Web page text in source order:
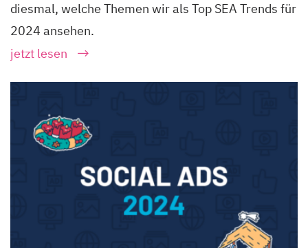
diesmal, welche Themen wir als Top SEA Trends für
2024 ansehen.
jetzt lesen